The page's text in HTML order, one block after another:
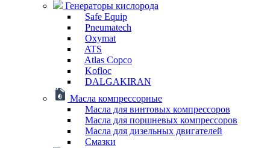
Генераторы кислорода
Safe Equip
Pneumatech
Oxymat
ATS
Atlas Copco
Kofloc
DALGAKIRAN
Масла компрессорные
Масла для винтовых компрессоров
Масла для поршневых компрессоров
Масла для дизельных двигателей
Смазки